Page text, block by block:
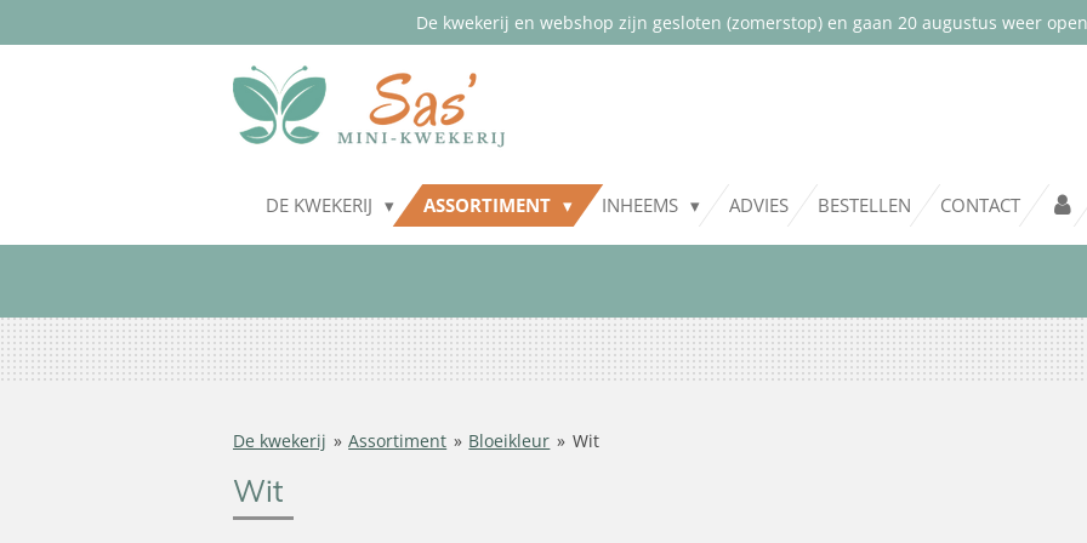
De kwekerij en webshop zijn gesloten (zomerstop) en gaan 20 augustus weer
DE KWEKERIJ ASSORTIMENT INHEEMS ADVIES BESTELLEN CONTACT
De kwekerij » Assortiment » Bloeikleur » Wit
Wit